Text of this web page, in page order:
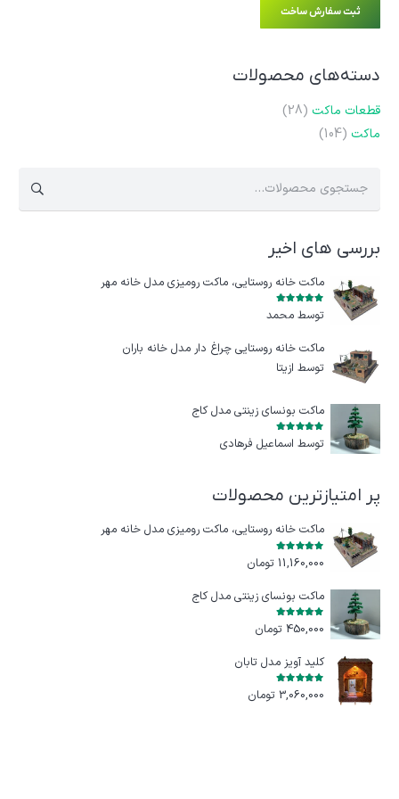
ثبت سفارش ساخت
دسته‌های محصولات
قطعات ماکت (28)
ماکت (104)
برای:
بررسی های اخیر
ماکت خانه روستایی، ماکت رومیزی مدل خانه مهر
5
توسط محمد
ماکت خانه روستایی چراغ‌ دار مدل خانه باران
توسط ازيتا
ماکت بونسای زینتی مدل کاج
امتیاز 5 از 5
توسط اسماعیل فرهادی
پر امتیازترین محصولات
ماکت خانه روستایی، ماکت رومیزی مدل خانه مهر
امتیاز 5.00از 5
11,160,000 تومان
ماکت بونسای زینتی مدل کاج
امتیاز از 5
450,000 تومان
کلید آویز مدل تابان
امتیاز 5.00از 5
3,060,000 تومان